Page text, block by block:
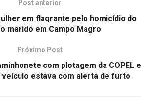
Post anterior
em flagrante pelo homicídio do
marido em Campo Magro
Próximo Post
com plotagem da COPEL e
veículo estava com alerta de furto